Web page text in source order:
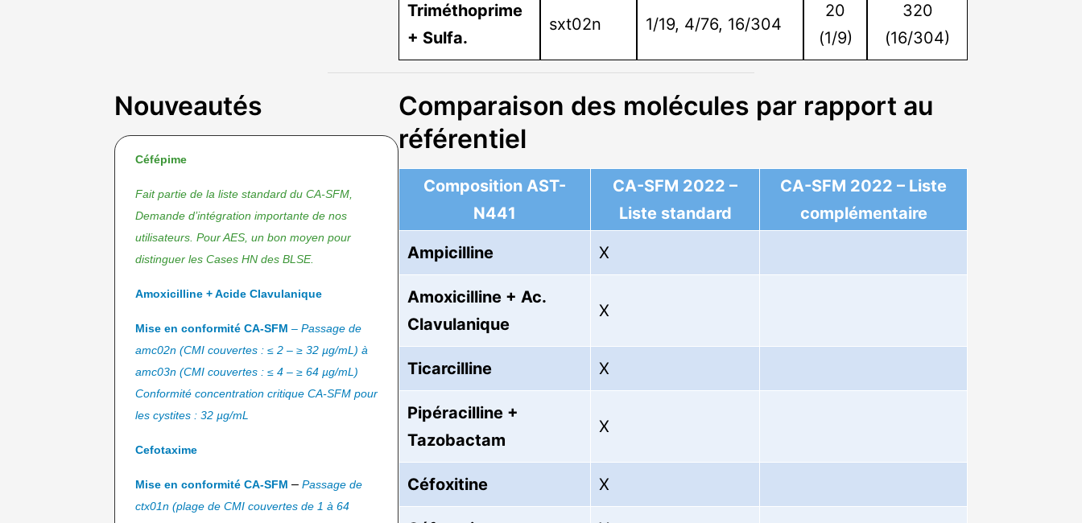
Triméthoprime
+ Sulfa.
sxt02n 1/19, 4/76, 16/304
20
(1/9)
320
(16/304)
Nouveautés
Céfépime
Fait partie de la liste standard du CA-SFM,
Demande d’intégration importante de nos
utilisateurs. Pour AES, un bon moyen pour
distinguer les Cases HN des BLSE.
Amoxicilline + Acide Clavulanique
Mise en conformité CA-SFM – Passage de
amc02n (CMI couvertes : ≤ 2 – ≥ 32 µg/mL) à
amc03n (CMI couvertes : ≤ 4 – ≥ 64 µg/mL)
Conformité concentration critique CA-SFM pour
les cystites : 32 µg/mL
Cefotaxime
Mise en conformité CA-SFM – Passage de
ctx01n (plage de CMI couvertes de 1 à 64
Comparaison des molécules par rapport au
référentiel
Composition AST-
N441
CA-SFM 2022 –
Liste standard
CA-SFM 2022 – Liste
complémentaire
Ampicilline X
Amoxicilline + Ac.
Clavulanique
X
Ticarcilline X
Pipéracilline +
Tazobactam
X
Céfoxitine X